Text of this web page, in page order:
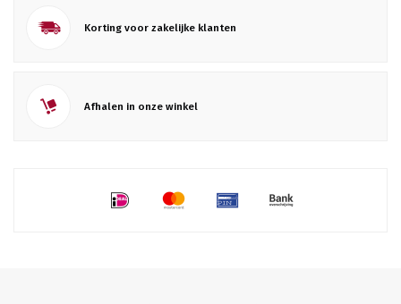
Korting voor zakelijke klanten
Afhalen in onze winkel